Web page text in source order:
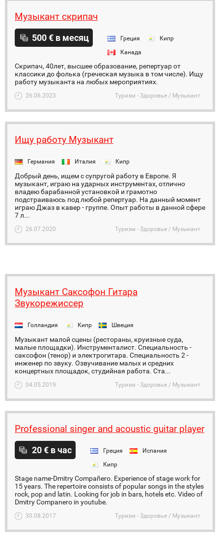
Музыкант скрипач
500 € в месяц Греция
Кипр
Канада
Скрипач, 40лет, высшее образование, репертуар от
классики до фолька (греческая музыка в том числе). Ищу
работу музыканта на любых мероприятиях.
26.06.2023 Туризм - Здоровье / Музыкант
Ищу работу Музыкант
Германия Италия Кипр
Добрый день, ищем с супругой работу в Европе. Я
музыкант, играю на ударных инструментах, отлично
владею барабанной установкой и грамотно
подстраиваюсь под любой репертуар. На данный момент
играю Джаз в кавер - группе. Опыт работы в данной сфере
7 л...
26.07.2020 Туризм - Здоровье / Музыкант
Музыкант Саксофон Гитара
Звукорежиссер
Голландия Кипр Швеция
Музыкант малой сцены (рестораны, круизные суда,
малые площадки). Инструменталист. Специальность -
саксофон (тенор) и электрогитара. Cпециальность 2 -
инженер по звуку. Озвучивание малых и средних
концертных площадок, студийная работа. Ста...
04.05.2019 Туризм - Здоровье / Музыкант
Professional singer and acoustic guitar player
20 € в час Греция
Испания
Кипр
Stage name-Dmitry Compañero. Experience of stage work for
15 years. The repertoire consists of popular songs in the styles
rock, pop and latin. Looking for job in bars, hotels etc. Video of
Dmitry Companero in youtube.
30.08.2017 Туризм - Здоровье / Музыкант